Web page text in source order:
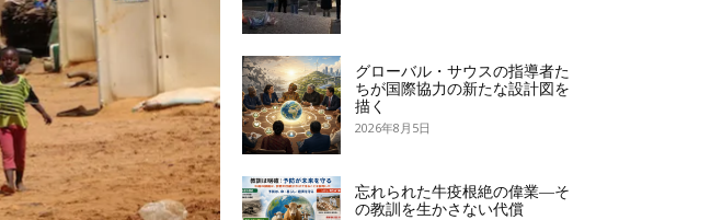
グローバル・サウスの指導者た
ちが国際協力の新たな設計図を
描く
2026年8月5日
忘れられた牛疫根絶の偉業―そ
の教訓を生かさない代償